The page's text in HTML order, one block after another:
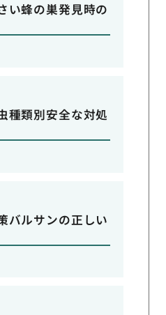
い蜂の巣発見時の
種類別安全な対処
バルサンの正しい